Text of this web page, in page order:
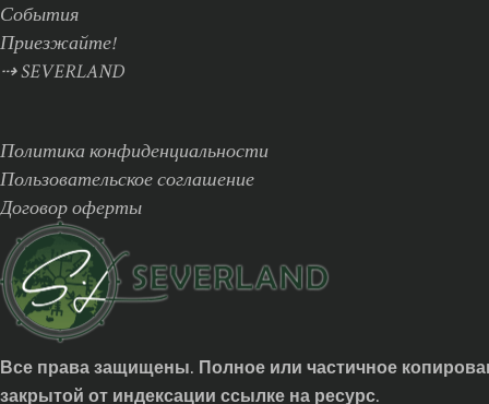
События
Приезжайте!
⇢ SEVERLAND
Политика конфиденциальности
Пользовательское соглашение
Договор оферты
Все права защищены. Полное или частичное
закрытой от индексации ссылке на ресурс.